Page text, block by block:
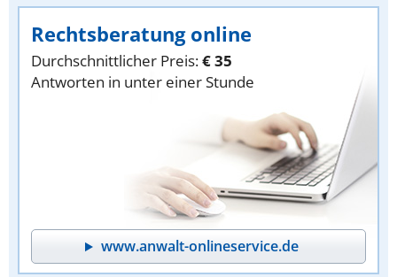
Rechtsberatung online
Durchschnittlicher Preis:€ 35
Antworten in unter einer Stunde
www.anwalt-onlineservice.de